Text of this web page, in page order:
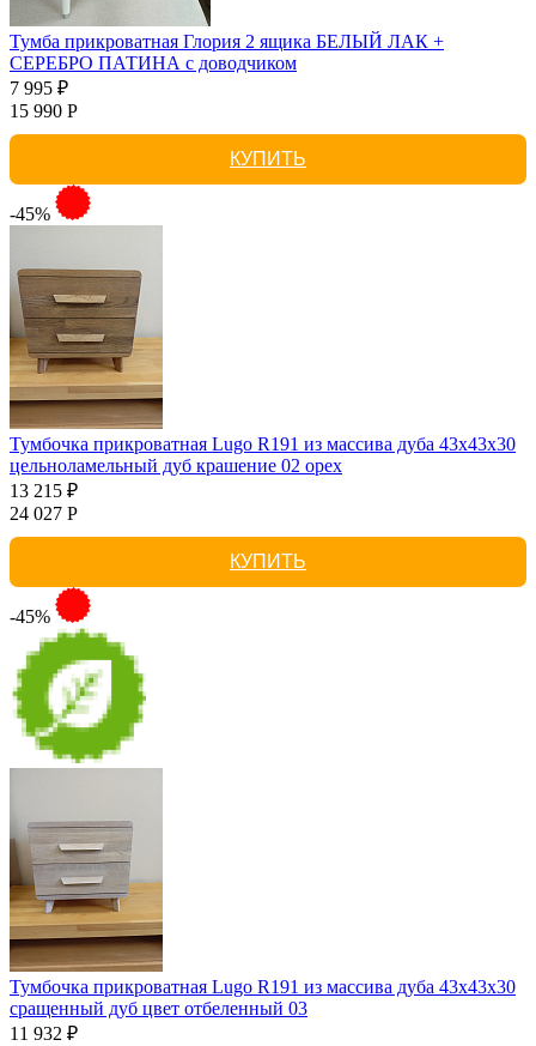
Тумба прикроватная Глория 2 ящика БЕЛЫЙ ЛАК +
СЕРЕБРО ПАТИНА с доводчиком
7 995 ₽
15 990 Р
КУПИТЬ
-45%
Тумбочка прикроватная Lugo R191 из массива дуба 43х43х30
цельноламельный дуб крашение 02 орех
13 215 ₽
24 027 Р
КУПИТЬ
-45%
Тумбочка прикроватная Lugo R191 из массива дуба 43х43х30
сращенный дуб цвет отбеленный 03
11 932 ₽